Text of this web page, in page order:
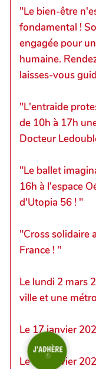
"Le bien-être
fondamental !
engagée pour
humaine.
laisses-vous
"L'entraide
de 10h à 17h
Docteur
"Le ballet
16h à l'espace
d'Utopia 56 ! "
"Cross solidaire
France ! "
Le lundi 2 mars
ville et une
Le 17 janvier
Le 15 janvier